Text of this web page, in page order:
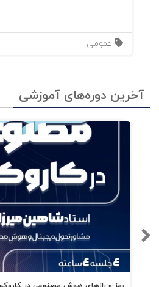
چالش 5: رفتار غیراخلاقی
چالش 6: رفتار غیرمحترمانه
چالش 7: کارکنان با عملکرد
چالش 8: آشفتگی در زندگی خصوصی
عمومی
آخرین دوره‌های آموزشی